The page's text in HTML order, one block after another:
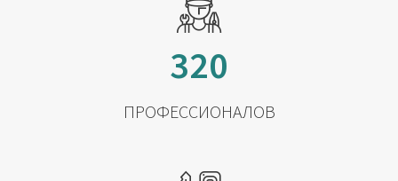
320
ПРОФЕССИОНАЛОВ